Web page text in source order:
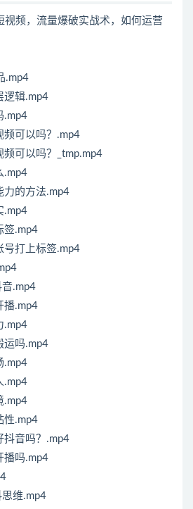
视频，流量爆破实战术，如何运营
.mp4
逻辑.mp4
.mp4
频可以吗？.mp4
可以吗？_tmp.mp4
.mp4
力的方法.mp4
.mp4
签.mp4
号打上标签.mp4
.mp4
播.mp4
.mp4
运吗.mp4
.mp4
.mp4
.mp4
性.mp4
抖音吗？.mp4
播吗.mp4
维.mp4